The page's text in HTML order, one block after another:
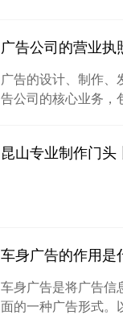
广告公司的营业执
广告的设计、制作、
告公司的核心业务
车身广告的作用是
车身广告是将广告信
面的一种广告形式